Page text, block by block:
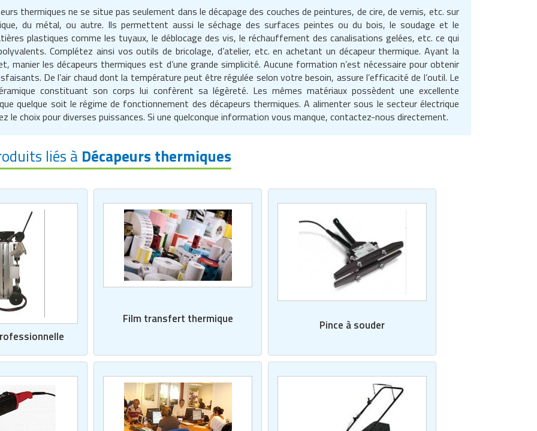
thermiques ne se situe pas seulement dans le décapage des couches de peintures, de cire, de vernis, etc. sur
du métal, ou autre. Ils permettent aussi le séchage des surfaces peintes ou du bois, le soudage et le
plastiques comme les tuyaux, le déblocage des vis, le réchauffement des canalisations gelées, etc. ce qui
Complétez ainsi vos outils de bricolage, d’atelier, etc. en achetant un décapeur thermique. Ayant la
manier les décapeurs thermiques est d’une grande simplicité. Aucune formation n’est nécessaire pour obtenir
De l’air chaud dont la température peut être régulée selon votre besoin, assure l’efficacité de l’outil. Le
constituant son corps lui confèrent sa légèreté. Les mêmes matériaux possèdent une excellente
quelque soit le régime de fonctionnement des décapeurs thermiques. A alimenter sous le secteur électrique
le choix pour diverses puissances. Si une quelconque information vous manque, contactez-nous directement.
liés à Décapeurs thermiques
Film transfert thermique Pince à souder